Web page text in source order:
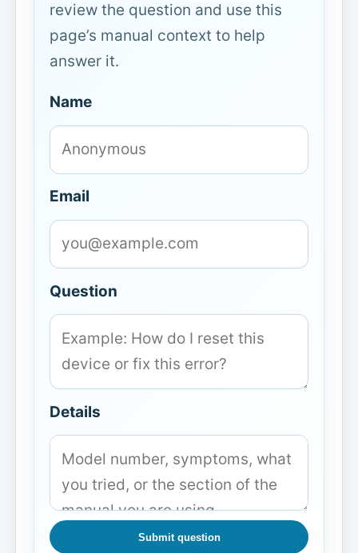
review the question and use this
page’s manual context to help
answer it.
Name
Email
Question
Details
Submit question